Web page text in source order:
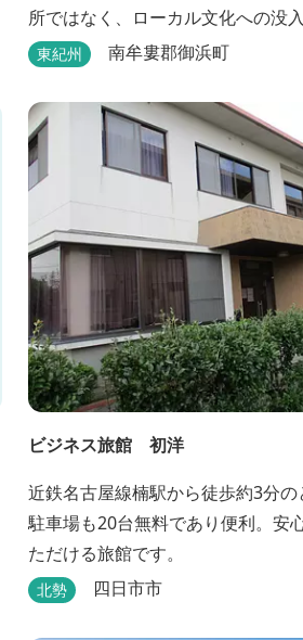
所ではなく、ローカル文化への没
体験型ゲストハウスです。みかん
「本物」の日本文化を巡る冒険が
す。 「年中みかんのとれるまち」
宿泊のお客様にその時期に採れた
みかん」や無農薬野菜の...
東紀州 南牟婁郡御浜町
ビジネス旅館 初洋
近鉄名古屋線楠駅から徒歩約3分の
駐車場も20台無料であり便利。安
ただける旅館です。
北勢 四日市市